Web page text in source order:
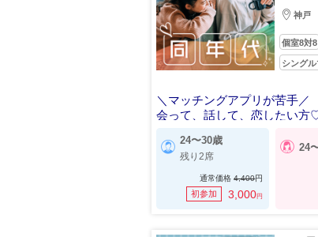
神戸
個室8対8
シング
＼マッチングアプリが苦手／
会って、話して、恋したい方
24〜30歳
残り2席
通常価格4,400円
初参加 3,000円
24